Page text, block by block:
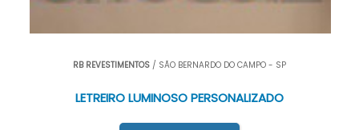
RB REVESTIMENTOS / SÃO BERNARDO DO CAMPO - SP
LETREIRO LUMINOSO PERSONALIZADO